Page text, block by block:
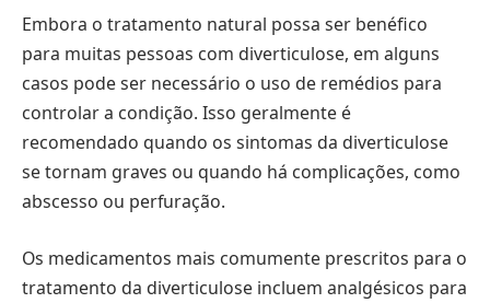
Embora o tratamento natural possa ser benéfico
para muitas pessoas com diverticulose, em alguns
casos pode ser necessário o uso de remédios para
controlar a condição. Isso geralmente é
recomendado quando os sintomas da diverticulose
se tornam graves ou quando há complicações, como
abscesso ou perfuração.
Os medicamentos mais comumente prescritos para o
tratamento da diverticulose incluem analgésicos para